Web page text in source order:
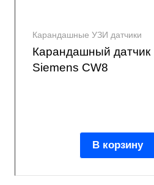
Карандашные УЗИ датчики
Карандашный датчик
Siemens CW8
В корзину